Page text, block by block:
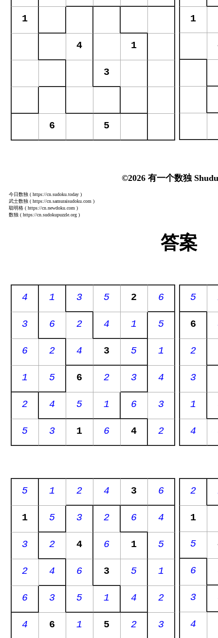
©2026 有一个数独
今日数独 ( https://cn.sudoku.today )
武士数独 ( https://cn.samuraisudoku.com )
聪明格 ( https://cn.newdoku.com )
数独 ( https://cn.sudokupuzzle.org )
答案